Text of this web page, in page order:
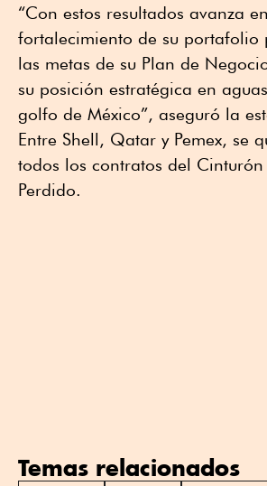
“Con estos resultados avanza
fortalecimiento de su portafolio
las metas de su Plan de
su posición estratégica en
golfo de México”, aseguró la
Entre Shell, Qatar y Pemex, se
todos los contratos del Cinturón
Perdido.
Temas relacionados